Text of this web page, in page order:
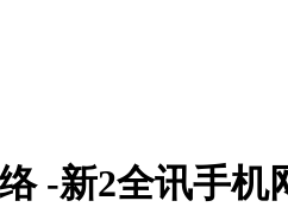
-新2全讯手机